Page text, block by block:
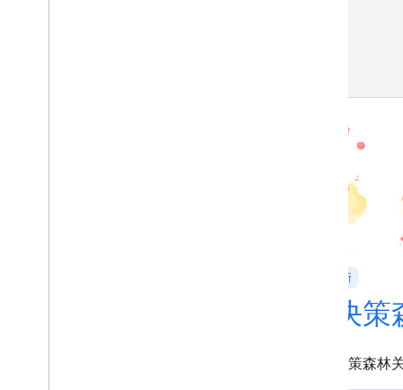
新
决
决策森林